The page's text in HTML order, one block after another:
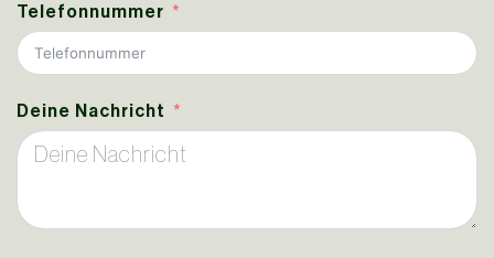
Telefonnummer
Deine Nachricht